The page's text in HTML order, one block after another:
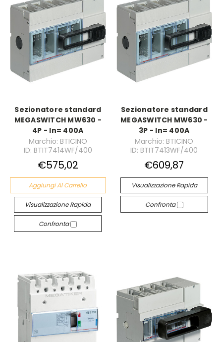
Sezionatore standard
MEGASWITCH MW630 -
4P - In= 400A
Marchio: BTICINO
ID: BTIT7414WF/400
€575,02
Aggiungi Al Carrello
Visualizzazione Rapida
Confronta
Sezionatore standard
MEGASWITCH MW630 -
3P - In= 400A
Marchio: BTICINO
ID: BTIT7413WF/400
€609,87
Visualizzazione Rapida
Confronta